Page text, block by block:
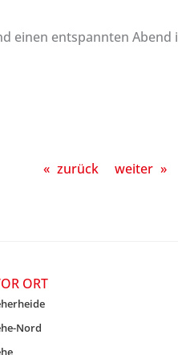
einen entspannten
« zurück weiter »
ORT
Nord